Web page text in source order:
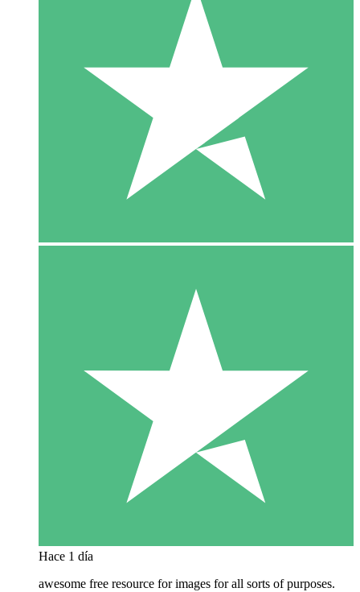
Hace 1 día
awesome free resource for images for all sorts of purposes.